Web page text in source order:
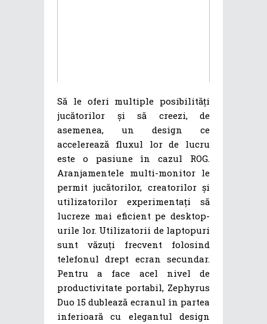
Să le oferi multiple posibilități
jucătorilor și să creezi, de
asemenea, un design ce
accelerează fluxul lor de lucru
este o pasiune în cazul ROG.
Aranjamentele multi-monitor le
permit jucătorilor, creatorilor și
utilizatorilor experimentați să
lucreze mai eficient pe desktop-
urile lor. Utilizatorii de laptopuri
sunt văzuți frecvent folosind
telefonul drept ecran secundar.
Pentru a face acel nivel de
productivitate portabil, Zephyrus
Duo 15 dublează ecranul în partea
inferioară cu elegantul design